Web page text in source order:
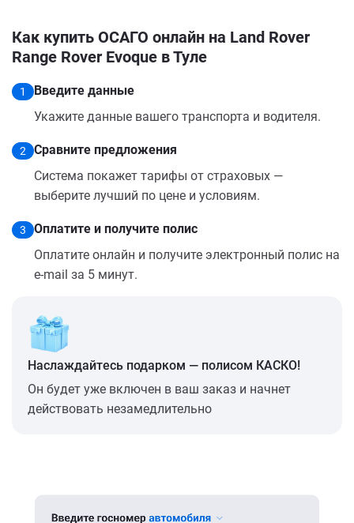
Как купить ОСАГО онлайн на Land Rover
Range Rover Evoque в Туле
1
Введите данные
Укажите данные вашего транспорта и водителя.
2
Сравните предложения
Система покажет тарифы от страховых —
выберите лучший по цене и условиям.
3
Оплатите и получите полис
Оплатите онлайн и получите электронный полис на
e-mail за 5 минут.
Наслаждайтесь подарком — полисом КАСКО!
Он будет уже включен в ваш заказ и начнет
действовать незамедлительно